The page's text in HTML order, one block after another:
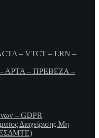
– VTCT – LRN –
ΑΡΤΑ – ΠΡΕΒΕΖΑ –
– GDPR
Διαχείρισης Μη
(ΕΣΔΜΤΕ)